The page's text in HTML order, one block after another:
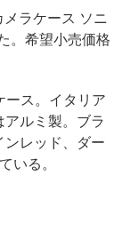
ラケース ソニ
。希望小売価格
ース。イタリア
ルミ製。ブラ
ンレッド、ダー
いる。